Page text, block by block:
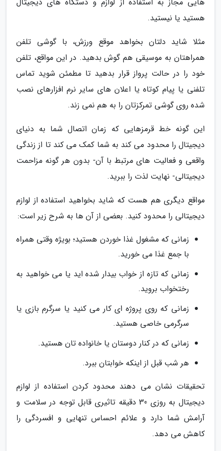
هستید یا نیستید.
مثلا شاید دلتان بخواهد موقع ورزش، با گوشی تلفن
همراهتان به موسیقی هم گوش بدهید. در این مواقع، تلفن
خود را در حالت پرواز قرار بدهید تا مطمئن شوید تماس
تلفنی یا پیام کوتاه یا اعلان های سایر نرم افزارهای نصب
شده روی گوشی تمرکزتان را به هم نمی زند.
این گونه خط قرمزهایی که زمان اتصال شما به دنیای
دیجیتال را محدود می کند به شما کمک می کند تا از زندگی
واقعی و فعالیت های مرتبط با آن- بدون هر گونه مزاحمت
دیجیتالی- نهایت لذت را ببرید.
مواقع دیگری هم هست که شاید بخواهید استفاده از لوازم
دیجیتالی را محدود کنید. بعضی از آن ها به شرح زیر است:
زمانی که مشغول غذا خوردن هستید؛ بویژه وقتی همراه
با جمع غذا می خورید.
زمانی که تازه از خواب بیدار شده اید یا می خواهید به
رختخواب بروید.
زمانی که روی پروژه ای کار می کنید یا سرگرم بازی یا
سرگرمی خاصی هستید.
زمانی که در کنار دوستان یا خانواده تان هستید.
هر شب قبل از اینکه خوابتان ببرد.
تحقیقات نشان می دهند محدود کردن استفاده از لوازم
دیجیتال به روزی 30 دقیقه تاثیری قابل توجه در سلامت و
آرامش شما دارد و علائم احساس تنهایی و افسردگی را
کاهش می دهد.